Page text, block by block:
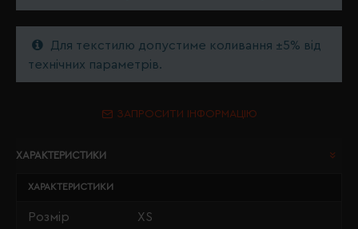
Для текстилю допустиме коливання ±5% від
технічних параметрів.
ЗАПРОСИТИ ІНФОРМАЦІЮ
ХАРАКТЕРИСТИКИ
ХАРАКТЕРИСТИКИ
Розмір XS